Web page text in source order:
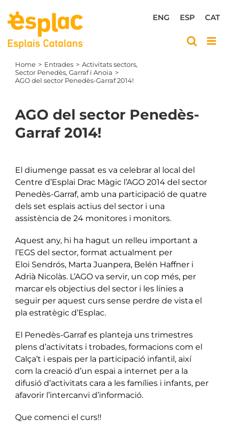
content
CAT
ESP
ENG
Home Entrades
Activitats sectors
Sector Penedès, Garraf i Anoia
AGO del sector Penedès-Garraf 2014!
AGO del sector Penedès-
Garraf 2014!
Larger
Image
El diumenge passat es va celebrar al local del
Centre d’Esplai Drac Màgic l’AGO 2014 del sector
Penedès-Garraf, amb una participació de quatre
dels set esplais actius del sector i una
assistència de 24 monitores i monitors.
Aquest any, hi ha hagut un relleu important a
l’EGS del sector, format actualment per
Eloi Sendrós, Marta Juanpera, Belén Haffner i
Adrià Nicolàs. L’AGO va servir, un cop més, per
marcar els objectius del sector i les línies a
seguir per aquest curs sense perdre de vista el
pla estratègic d’Esplac.
El Penedès-Garraf es planteja uns trimestres
plens d’activitats i trobades, formacions com el
Calça’t i espais per la participació infantil, així
com la creació d’un espai a internet per a la
difusió d’activitats cara a les famílies i infants, per
afavorir l’intercanvi d’informació.
Que comenci el curs!!